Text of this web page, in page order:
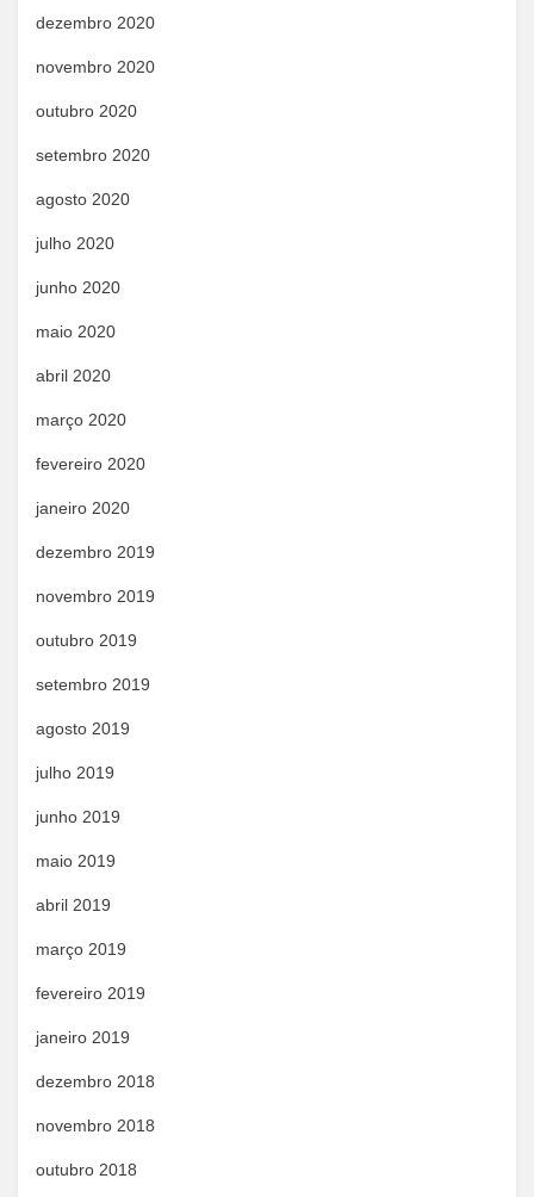
dezembro 2020
novembro 2020
outubro 2020
setembro 2020
agosto 2020
julho 2020
junho 2020
maio 2020
abril 2020
março 2020
fevereiro 2020
janeiro 2020
dezembro 2019
novembro 2019
outubro 2019
setembro 2019
agosto 2019
julho 2019
junho 2019
maio 2019
abril 2019
março 2019
fevereiro 2019
janeiro 2019
dezembro 2018
novembro 2018
outubro 2018